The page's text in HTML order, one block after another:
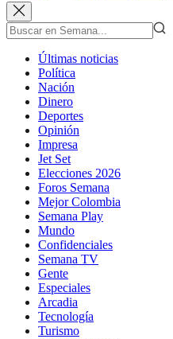
Últimas noticias
Política
Nación
Dinero
Deportes
Opinión
Impresa
Jet Set
Elecciones 2026
Foros Semana
Mejor Colombia
Semana Play
Mundo
Confidenciales
Semana TV
Gente
Especiales
Arcadia
Tecnología
Turismo